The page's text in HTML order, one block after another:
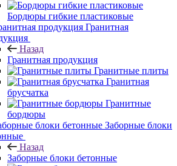
Бордюры гибкие пластиковые
Гранитная
Назад
Гранитная продукция
Гранитные плиты
Гранитная
брусчатка
Гранитные
бордюры
Заборные блоки
Назад
Заборные блоки бетонные